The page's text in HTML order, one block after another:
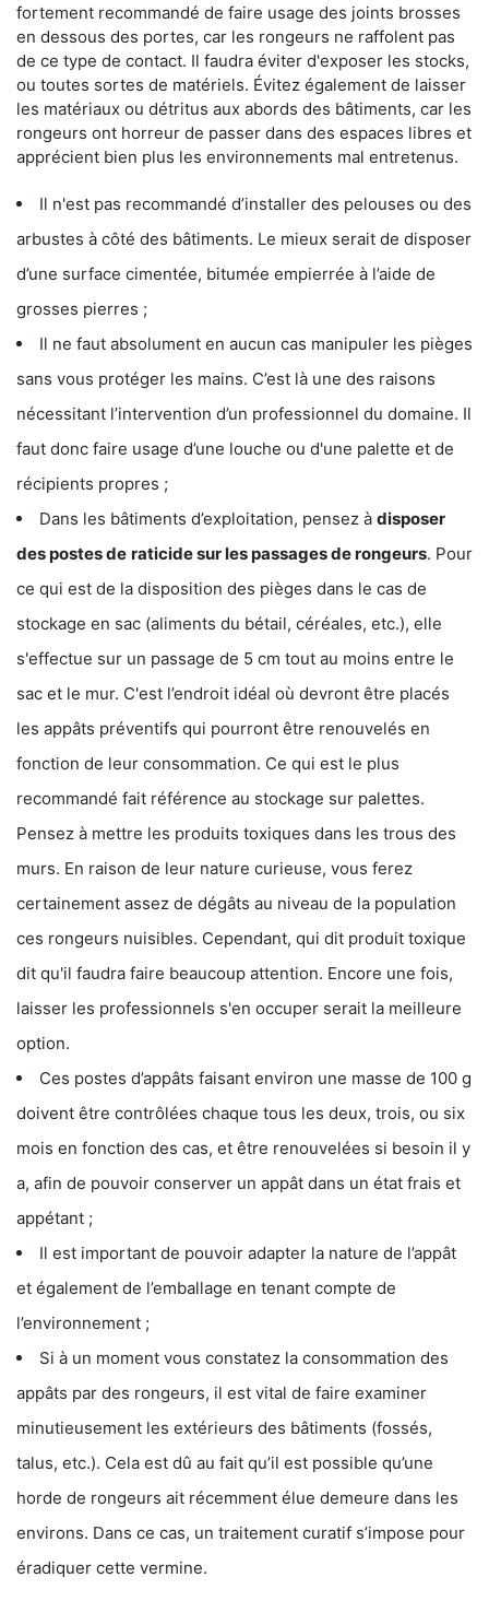
fortement recommandé de faire usage des joints brosses
en dessous des portes, car les rongeurs ne raffolent pas
de ce type de contact. Il faudra éviter d'exposer les stocks,
ou toutes sortes de matériels. Évitez également de laisser
les matériaux ou détritus aux abords des bâtiments, car les
rongeurs ont horreur de passer dans des espaces libres et
apprécient bien plus les environnements mal entretenus.
Il n'est pas recommandé d’installer des pelouses ou des
arbustes à côté des bâtiments. Le mieux serait de disposer
d’une surface cimentée, bitumée empierrée à l’aide de
grosses pierres ;
Il ne faut absolument en aucun cas manipuler les pièges
sans vous protéger les mains. C’est là une des raisons
nécessitant l’intervention d’un professionnel du domaine. Il
faut donc faire usage d’une louche ou d'une palette et de
récipients propres ;
Dans les bâtiments d’exploitation, pensez à disposer
des postes de raticide sur les passages de rongeurs. Pour
ce qui est de la disposition des pièges dans le cas de
stockage en sac (aliments du bétail, céréales, etc.), elle
s'effectue sur un passage de 5 cm tout au moins entre le
sac et le mur. C'est l’endroit idéal où devront être placés
les appâts préventifs qui pourront être renouvelés en
fonction de leur consommation. Ce qui est le plus
recommandé fait référence au stockage sur palettes.
Pensez à mettre les produits toxiques dans les trous des
murs. En raison de leur nature curieuse, vous ferez
certainement assez de dégâts au niveau de la population
ces rongeurs nuisibles. Cependant, qui dit produit toxique
dit qu'il faudra faire beaucoup attention. Encore une fois,
laisser les professionnels s'en occuper serait la meilleure
option.
Ces postes d’appâts faisant environ une masse de 100 g
doivent être contrôlées chaque tous les deux, trois, ou six
mois en fonction des cas, et être renouvelées si besoin il y
a, afin de pouvoir conserver un appât dans un état frais et
appétant ;
Il est important de pouvoir adapter la nature de l’appât
et également de l’emballage en tenant compte de
l’environnement ;
Si à un moment vous constatez la consommation des
appâts par des rongeurs, il est vital de faire examiner
minutieusement les extérieurs des bâtiments (fossés,
talus, etc.). Cela est dû au fait qu’il est possible qu’une
horde de rongeurs ait récemment élue demeure dans les
environs. Dans ce cas, un traitement curatif s’impose pour
éradiquer cette vermine.